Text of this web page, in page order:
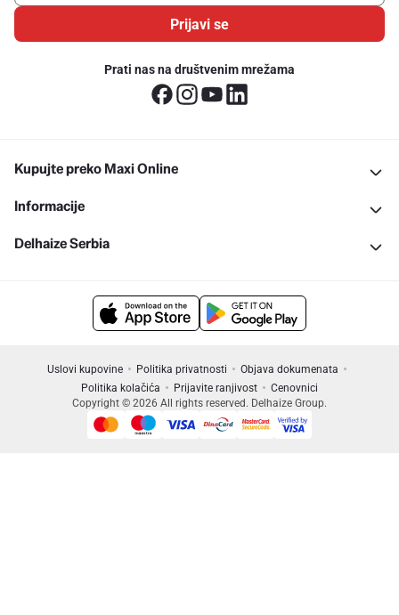
Prijavi se
Prati nas na društvenim mrežama
Kupujte preko Maxi Online
Informacije
Delhaize Serbia
Uslovi kupovine Politika privatnosti
Objava dokumenata
Politika kolačića
Prijavite ranjivost
Cenovnici
Copyright © 2026 All rights reserved. Delhaize Group.